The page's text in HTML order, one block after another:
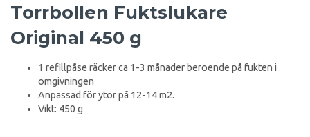
Torrbollen Fuktslukare
Original 450 g
1 refillpåse räcker ca 1-3 månader beroende på fukten i
omgivningen
Anpassad för ytor på 12-14 m2.
Vikt: 450 g